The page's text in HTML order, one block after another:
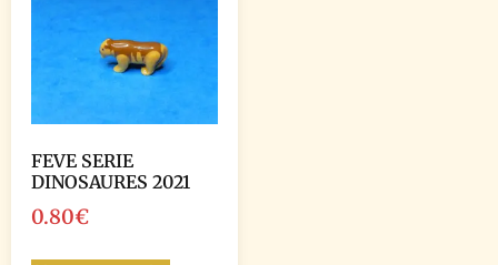
FEVE SERIE
DINOSAURES 2021
0.80€